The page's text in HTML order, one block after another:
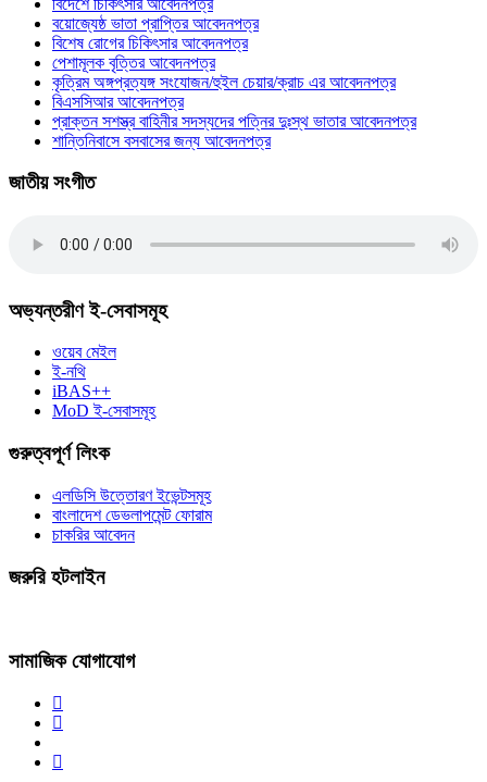
বয়োজ্যেষ্ঠ ভাতা প্রাপ্তির আবেদনপত্র
বিশেষ রোগের চিকিৎসার আবেদনপত্র
পেশামূলক বৃত্তির আবেদনপত্র
কৃত্রিম অঙ্গপ্রত্যঙ্গ সংযোজন/হুইল চেয়ার/ক্রাচ এর আবেদনপত্র
বিএসসিআর আবেদনপত্র
প্রাক্তন সশস্ত্র বাহিনীর সদস্যদের পত্নির দুঃস্থ ভাতার আবেদনপত্র
শান্তিনিবাসে বসবাসের জন্য আবেদনপত্র
জাতীয় সংগীত
অভ্যন্তরীণ ই-সেবাসমূহ
ওয়েব মেইল
ই-নথি
iBAS++
MoD ই-সেবাসমূহ
গুরুত্বপূর্ণ লিংক
এলডিসি উত্তোরণ ইভেন্টসমূহ
বাংলাদেশ ডেভলাপমেন্ট ফোরাম
চাকরির আবেদন
জরুরি হটলাইন
সামাজিক যোগাযোগ